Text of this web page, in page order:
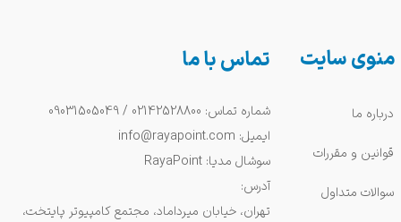
منوی سایت
درباره ما
قوانین و مقررات
سوالات متداول
تماس با ما
شماره تماس: 02142528800 / 09031505049
ایمیل: info@rayapoint.com
سوشال مدیا: RayaPoint
آدرس:
تهران، خیابان میرداماد، مجتمع کامپیوتر پایتخت،